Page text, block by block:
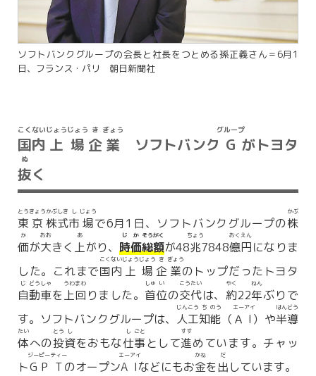
ソフトバンクグループの会長と社長をつとめる孫正義さん＝6月1
日、フランス・パリ 朝日新聞社
国
こく
内
ない
上
じょう
場
じょう
企
き
業
ぎょう
ソフトバンク G
グループ
がトヨタ
抜
ぬ
く
東
とう
京
きょう
株
かぶ
式
しき
市
し
場
じょう
で6月1日、ソフトバンクグループの株
かぶ
価
か
が大
おお
きく 上
あ
がり、 時
じ
価
か
総
そう
額
がく
が48兆
ちょう
7848億
おく
円
えん
になりま
した。これまで国
こく
内
ない
上
じょう
場
じょう
企
き
業
ぎょう
のトップだったトヨタ
自
じ
動
どう
車
しゃ
を 上
うわ
回
まわ
りました。 首
しゅ
位
い
の交
こう
代
たい
は、 約
やく
22年
ねん
ぶりで
す。ソフトバンクグループは、 人
じん
工
こう
知
ち
能
のう
（ Ａ
エー
I
アイ
）や半
はん
導
どう
体
たい
への投
とう
資
し
をおもな仕
し
事
ごと
として進
すす
めています。チャッ
トG
ジー
P
ピー
T
ティー
のオープンA
エー
I
アイ
などにもお金
かね
を出
だ
しています。